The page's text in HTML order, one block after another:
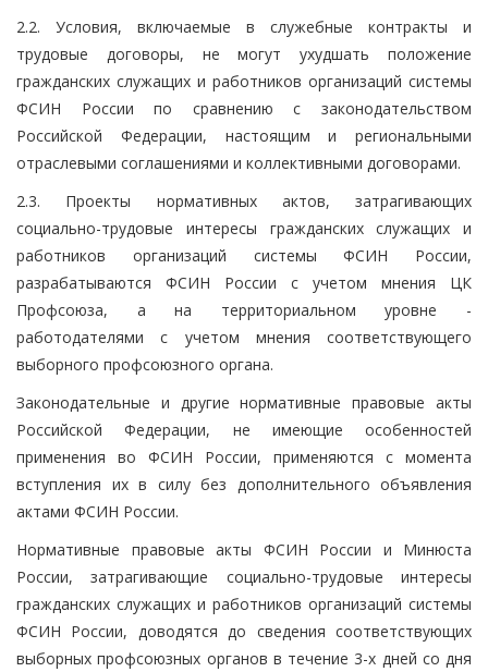
2.2. Условия, включаемые в служебные контракты и
трудовые договоры, не могут ухудшать положение
гражданских служащих и работников организаций системы
ФСИН России по сравнению с законодательством
Российской Федерации, настоящим и региональными
отраслевыми соглашениями и коллективными договорами.
2.3. Проекты нормативных актов, затрагивающих
социально-трудовые интересы гражданских служащих и
работников организаций системы ФСИН России,
разрабатываются ФСИН России с учетом мнения ЦК
Профсоюза, а на территориальном уровне -
работодателями с учетом мнения соответствующего
выборного профсоюзного органа.
Законодательные и другие нормативные правовые акты
Российской Федерации, не имеющие особенностей
применения во ФСИН России, применяются с момента
вступления их в силу без дополнительного объявления
актами ФСИН России.
Нормативные правовые акты ФСИН России и Минюста
России, затрагивающие социально-трудовые интересы
гражданских служащих и работников организаций системы
ФСИН России, доводятся до сведения соответствующих
выборных профсоюзных органов в течение 3-х дней со дня